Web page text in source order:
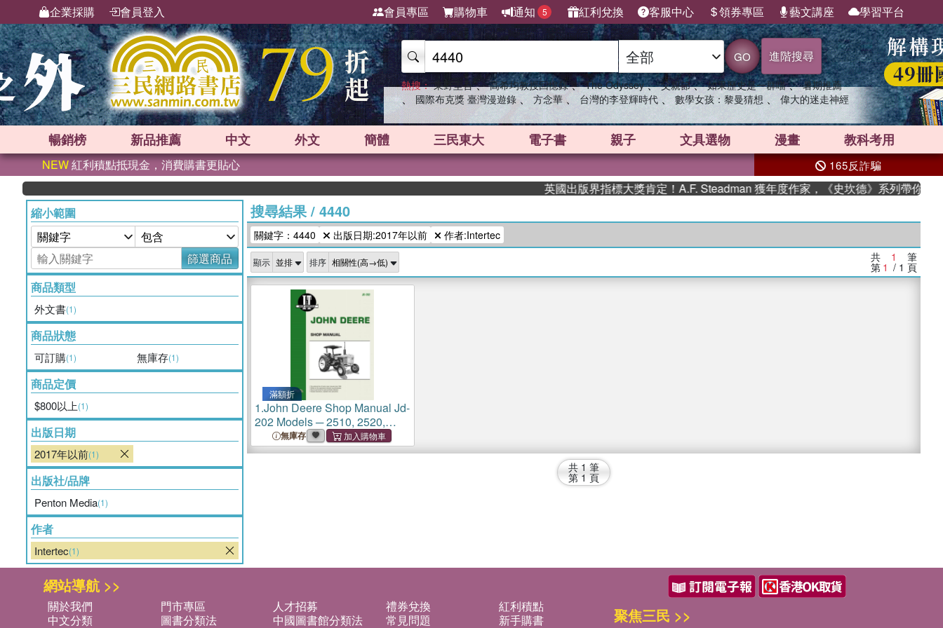
企業採購 會員登入 會員專區 購物車 通知 5 紅利兌換 客服中心 領券專區 藝文講座 學習平台
GO 進階搜尋
熱搜： 東野圭吾 、 高希均教授回憶錄 、 The Odyssey 、 父親節 、 如果歷史是一群喵 、 暑期推薦
、 國際布克獎 臺灣漫遊錄 、 方念華 、 台灣的李登輝時代 、 數學女孩：黎曼猜想 、 偉大的迷走神經
暢銷榜 新品推薦 中文 外文 簡體 三民東大 電子書 親子 文具選物 漫畫 教科考用
NEW紅利積點抵現金，消費購書更貼心 165反詐騙
英國出版界指標大獎肯定！A.F. Steadman 獲年度作家，《史坎德》系列帶你踏上
縮小範圍
篩選商品
商品類型
外文書(1)
商品狀態
可訂購(1) 無庫存(1)
商品定價
$800以上(1)
出版日期
2017年以前(1)
出版社/品牌
Penton Media(1)
作者
Intertec(1)
搜尋結果/ 4440
關鍵字：4440 出版日期:2017年以前 作者:Intertec
顯示 排序 共 1 筆
第 1 / 1 頁
滿額折
1.John Deere Shop Manual Jd-
202 Models ─ 2510, 2520,
2040, 2240, 2440, 2640, 2840,
4040, 4240,4440, 4640, 4840
無庫存
共 1 筆
第 1 頁
網站導航 >>
關於我們 門市專區 人才招募 禮券兌換
紅利積點
中文分類
圖書分類法 中國圖書館分類法 常見問題
新手購書
聚焦三民 >>